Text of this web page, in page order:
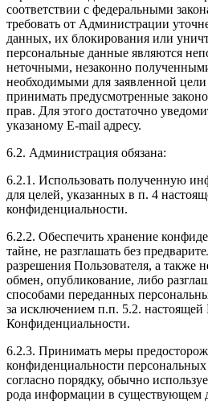
соответствии с федеральными
требовать от Администрации
данных, их блокирования или
персональные данные являются
неточными, незаконно
необходимыми для заявленной
принимать предусмотренные
прав. Для этого достаточно
указаному E-mail адресу.
6.2. Администрация обязана:
6.2.1. Использовать полученную
для целей, указанных в п. 4
конфиденциальности.
6.2.2. Обеспечить хранение
тайне, не разглашать без
разрешения Пользователя, а также
обмен, опубликование, либо
способами переданных
за исключением п.п. 5.2.
Конфиденциальности.
6.2.3. Принимать меры
конфиденциальности
согласно порядку, обычно
рода информации в существующем